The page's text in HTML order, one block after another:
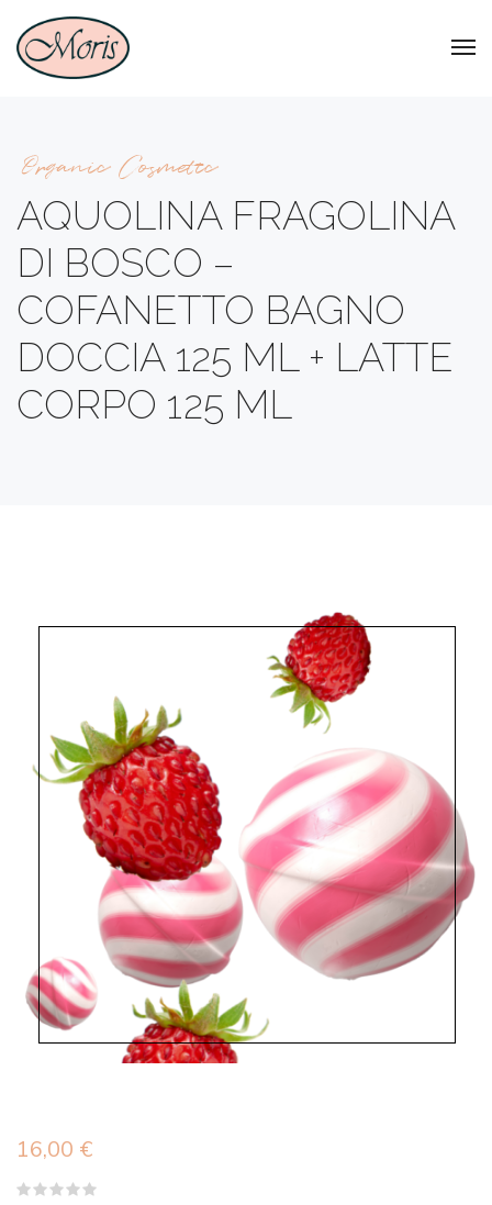
Organic Cosmetic
AQUOLINA FRAGOLINA
DI BOSCO –
COFANETTO BAGNO
DOCCIA 125 ML + LATTE
CORPO 125 ML
16,00 €